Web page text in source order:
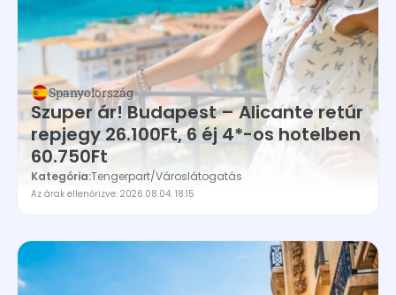
Spanyolország
Szuper ár! Budapest – Alicante retúr
repjegy 26.100Ft, 6 éj 4*-os hotelben
60.750Ft
Kategória:Tengerpart/Városlátogatás
Az árak ellenőrizve: 2026.08.04. 18:15